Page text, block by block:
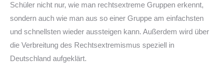
Schüler nicht nur, wie man rechtsextreme Gruppen erkennt,
sondern auch wie man aus so einer Gruppe am einfachsten
und schnellsten wieder aussteigen kann. Außerdem wird über
die Verbreitung des Rechtsextremismus speziell in
Deutschland aufgeklärt.